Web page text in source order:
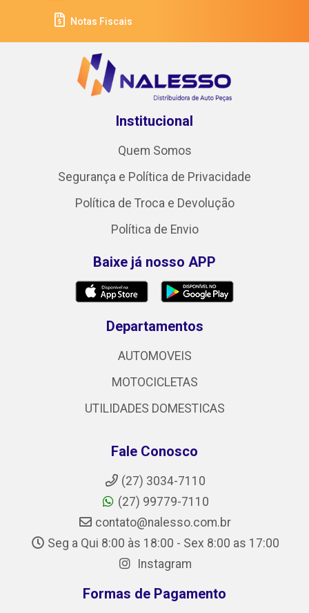
Notas Fiscais
Institucional
Quem Somos
Segurança e Política de Privacidade
Política de Troca e Devolução
Política de Envio
Baixe já nosso APP
Departamentos
AUTOMOVEIS
MOTOCICLETAS
UTILIDADES DOMESTICAS
Fale Conosco
(27) 3034-7110
(27) 99779-7110
contato@nalesso.com.br
Seg a Qui 8:00 às 18:00 - Sex 8:00 as 17:00
Instagram
Formas de Pagamento